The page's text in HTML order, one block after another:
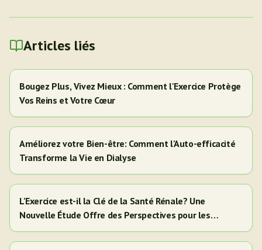
Articles liés
Bougez Plus, Vivez Mieux : Comment l'Exercice Protège
Vos Reins et Votre Cœur
Améliorez votre Bien-être: Comment l'Auto-efficacité
Transforme la Vie en Dialyse
L'Exercice est-il la Clé de la Santé Rénale? Une
Nouvelle Étude Offre des Perspectives pour les
Adultes Hispaniques/Latinos